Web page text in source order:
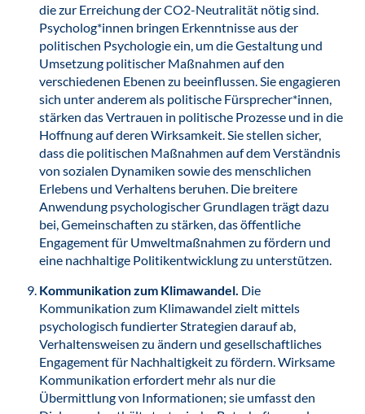
die zur Erreichung der CO2-Neutralität nötig sind.
Psycholog*innen bringen Erkenntnisse aus der
politischen Psychologie ein, um die Gestaltung und
Umsetzung politischer Maßnahmen auf den
verschiedenen Ebenen zu beeinflussen. Sie engagieren
sich unter anderem als politische Fürsprecher*innen,
stärken das Vertrauen in politische Prozesse und in die
Hoffnung auf deren Wirksamkeit. Sie stellen sicher,
dass die politischen Maßnahmen auf dem Verständnis
von sozialen Dynamiken sowie des menschlichen
Erlebens und Verhaltens beruhen. Die breitere
Anwendung psychologischer Grundlagen trägt dazu
bei, Gemeinschaften zu stärken, das öffentliche
Engagement für Umweltmaßnahmen zu fördern und
eine nachhaltige Politikentwicklung zu unterstützen.
Kommunikation zum Klimawandel. Die
Kommunikation zum Klimawandel zielt mittels
psychologisch fundierter Strategien darauf ab,
Verhaltensweisen zu ändern und gesellschaftliches
Engagement für Nachhaltigkeit zu fördern. Wirksame
Kommunikation erfordert mehr als nur die
Übermittlung von Informationen; sie umfasst den